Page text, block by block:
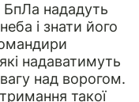
БпЛа нададуть
і знати його
надаватимуть
над ворогом.
такої